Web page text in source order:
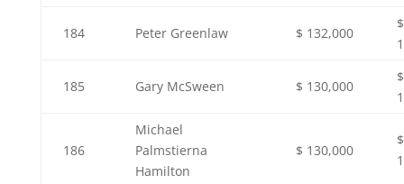
184 Peter Greenlaw $ 132,000
$
185 Gary McSween $ 130,000
$
186
Michael
Palmstierna
Hamilton
$ 130,000
$